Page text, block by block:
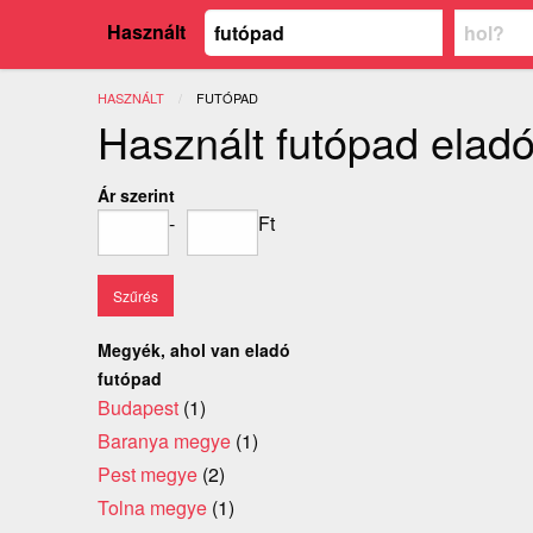
Használt
HASZNÁLT JELENLEGI:
FUTÓPAD
Használt futópad eladó
Ár szerint
- Ft
Megyék, ahol van eladó
futópad
Budapest (1)
Baranya megye (1)
Pest megye (2)
Tolna megye (1)